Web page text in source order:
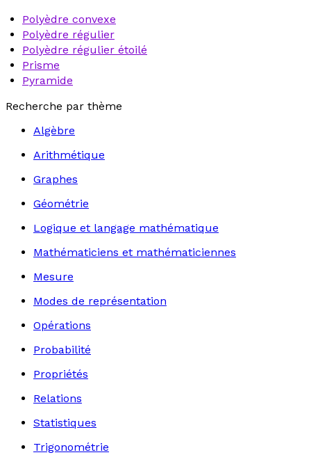
Polyèdre convexe
Polyèdre régulier
Polyèdre régulier étoilé
Prisme
Pyramide
Recherche par thème
Algèbre
Arithmétique
Graphes
Géométrie
Logique et langage mathématique
Mathématiciens et mathématiciennes
Mesure
Modes de représentation
Opérations
Probabilité
Propriétés
Relations
Statistiques
Trigonométrie